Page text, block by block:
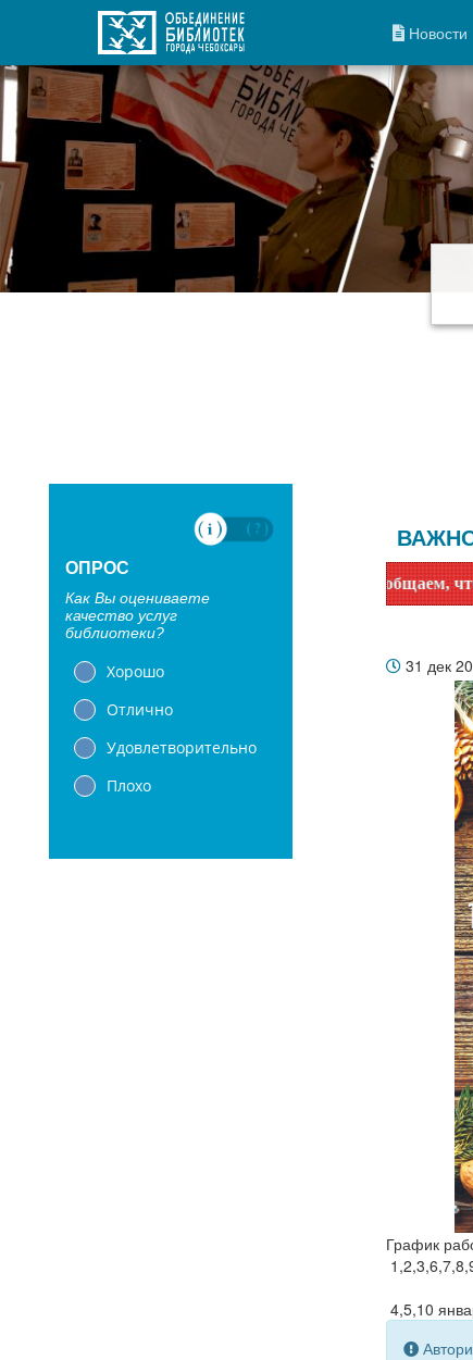
Новости
ОПРОС
Как Вы оцениваете
качество услуг
библиотеки?
Хорошо
Отлично
Удовлетворительно
Плохо
Уважаемые читатели! Сообщаем, что
31 дек
График
4,5,10